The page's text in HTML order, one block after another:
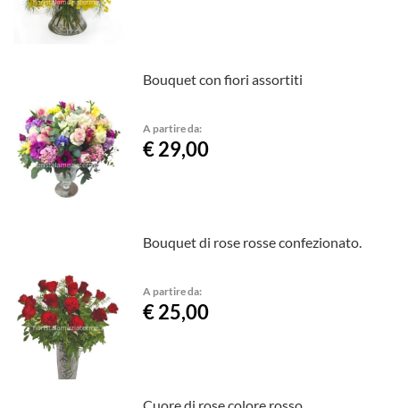
Bouquet con fiori assortiti
A partire da:
€ 29,00
Bouquet di rose rosse confezionato.
A partire da:
€ 25,00
Cuore di rose colore rosso